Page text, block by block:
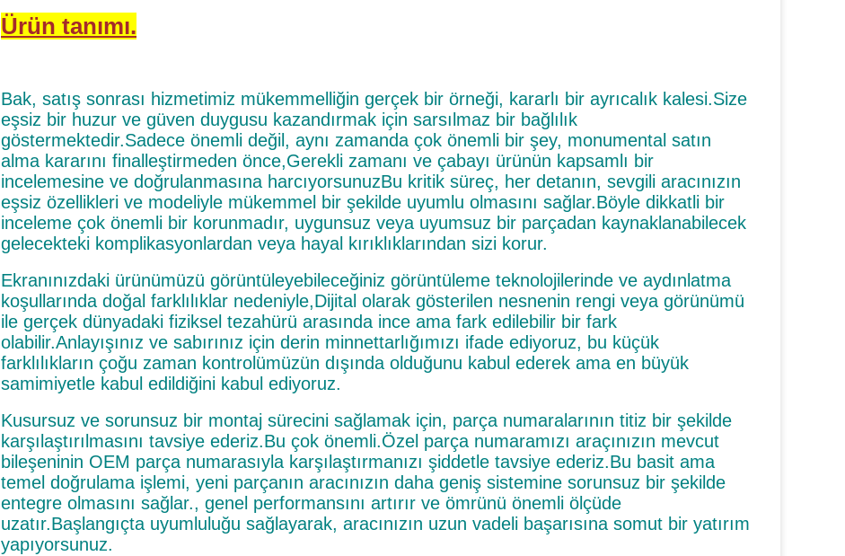
Ürün tanımı.
Bak, satış sonrası hizmetimiz mükemmelliğin gerçek bir örneği, kararlı bir ayrıcalık kalesi.Size
eşsiz bir huzur ve güven duygusu kazandırmak için sarsılmaz bir bağlılık
göstermektedir.Sadece önemli değil, aynı zamanda çok önemli bir şey, monumental satın
alma kararını finalleştirmeden önce,Gerekli zamanı ve çabayı ürünün kapsamlı bir
incelemesine ve doğrulanmasına harcıyorsunuzBu kritik süreç, her detanın, sevgili aracınızın
eşsiz özellikleri ve modeliyle mükemmel bir şekilde uyumlu olmasını sağlar.Böyle dikkatli bir
inceleme çok önemli bir korunmadır, uygunsuz veya uyumsuz bir parçadan kaynaklanabilecek
gelecekteki komplikasyonlardan veya hayal kırıklıklarından sizi korur.
Ekranınızdaki ürünümüzü görüntüleyebileceğiniz görüntüleme teknolojilerinde ve aydınlatma
koşullarında doğal farklılıklar nedeniyle,Dijital olarak gösterilen nesnenin rengi veya görünümü
ile gerçek dünyadaki fiziksel tezahürü arasında ince ama fark edilebilir bir fark
olabilir.Anlayışınız ve sabırınız için derin minnettarlığımızı ifade ediyoruz, bu küçük
farklılıkların çoğu zaman kontrolümüzün dışında olduğunu kabul ederek ama en büyük
samimiyetle kabul edildiğini kabul ediyoruz.
Kusursuz ve sorunsuz bir montaj sürecini sağlamak için, parça numaralarının titiz bir şekilde
karşılaştırılmasını tavsiye ederiz.Bu çok önemli.Özel parça numaramızı araçınızın mevcut
bileşeninin OEM parça numarasıyla karşılaştırmanızı şiddetle tavsiye ederiz.Bu basit ama
temel doğrulama işlemi, yeni parçanın aracınızın daha geniş sistemine sorunsuz bir şekilde
entegre olmasını sağlar., genel performansını artırır ve ömrünü önemli ölçüde
uzatır.Başlangıçta uyumluluğu sağlayarak, aracınızın uzun vadeli başarısına somut bir yatırım
yapıyorsunuz.